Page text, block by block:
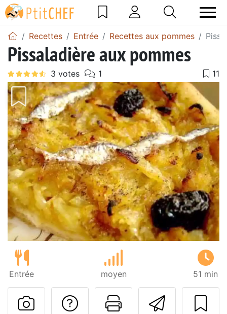
Recettes Entrée Recettes aux pommes
Pissaladière aux pommes
Entrée moyen 51 min
Imprimer
Poser une